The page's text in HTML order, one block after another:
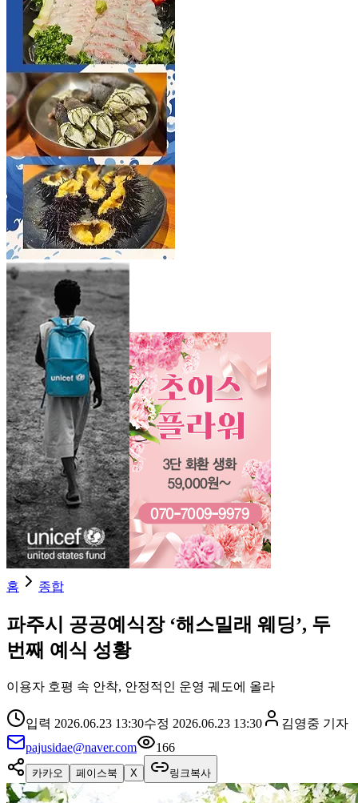
홈 종합
파주시 공공예식장 ‘해스밀래 웨딩’, 두
번째 예식 성황
이용자 호평 속 안착, 안정적인 운영 궤도에 올라
입력 2026.06.23 13:30수정 2026.06.23 13:30 김영중 기자
pajusidae@naver.com
166
카카오 페이스북 X 링크복사